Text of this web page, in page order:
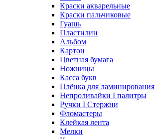
Краски акварельные
Краски пальчиковые
Гуашь
Пластилин
Альбом
Картон
Цветная бумага
Ножницы
Касса букв
Плёнка для ламинирования
Непроливайки I палитры
Ручки I Стержни
Фломастеры
Клейкая лента
Мелки